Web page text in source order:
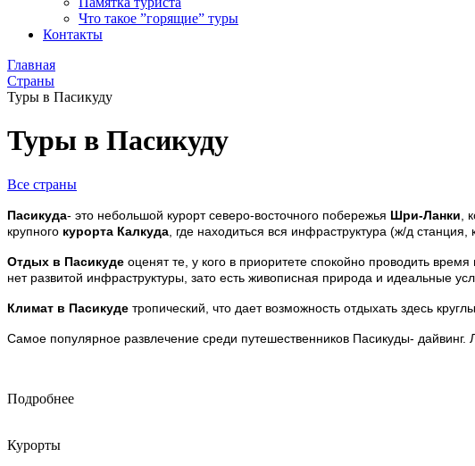
Что такое ”горящие” туры
Контакты
Главная
Страны
Туры в Пасикуду
Туры в Пасикуду
Все страны
Пасикуда- это небольшой курорт северо-восточного побережья Шри-Ланки ,
крупного курорта Калкуда , где находиться вся инфраструктура (ж/д
Отдых в Пасикуде оценят те, у кого в приоритете спокойно проводить
нет развитой инфраструктуры, зато есть живописная природа и идеальные
Климат в Пасикуде тропический, что дает возможность отдыхать здесь
Самое популярное развлечение среди путешественников Пасикуды- дайвинг.
Подробнее
Курорты